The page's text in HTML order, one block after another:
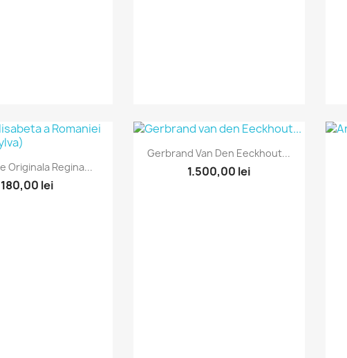
rapida
Originala Regina...
180,00 lei
Vizualizare rapida
Gerbrand Van Den Eeckhout...
1.500,00 lei